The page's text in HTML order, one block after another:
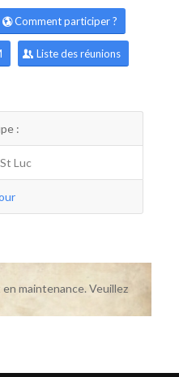
Comment participer ?
Liste des réunions
:
Luc
maintenance. Veuillez